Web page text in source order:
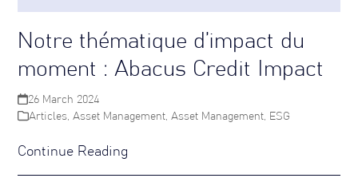
Notre thématique d’impact du
moment : Abacus Credit Impact
26 March 2024
Articles Asset Management Asset Management ESG
Continue Reading